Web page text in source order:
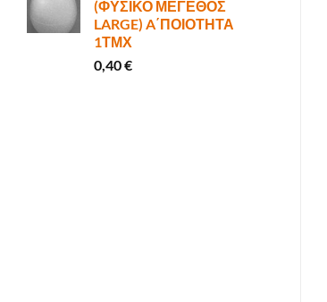
(ΦΥΣΙΚΟ ΜΕΓΕΘΟΣ
LARGE) A΄ΠΟΙΟΤΗΤΑ
1ΤΜΧ
0,40€